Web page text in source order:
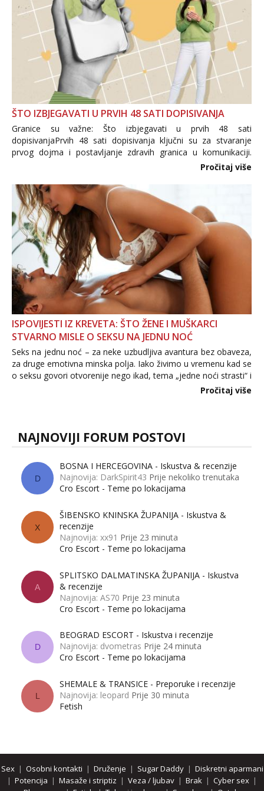
ŠTO IZBJEGAVATI U PRVIH 48 SATI DOPISIVANJA
Granice su važne: Što izbjegavati u prvih 48 sati
dopisivanjaPrvih 48 sati dopisivanja ključni su za stvaranje
prvog dojma i postavljanje zdravih granica u komunikaciji.
Važno je izbjeći prebrzo otkrivanje osobnih ili intimnih
informacija, jer nepoznata osoba još nije zaslužila to
povjerenje. Takođe...
Pročitaj više
ISPOVIJESTI IZ KREVETA: ŠTO ŽENE I MUŠKARCI
STVARNO MISLE O SEKSU NA JEDNU NOĆ
Seks na jednu noć – za neke uzbudljiva avantura bez obaveza,
za druge emotivna minska polja. Iako živimo u vremenu kad se
o seksu govori otvorenije nego ikad, tema „jedne noći strasti“ i
dalje izaziva burne rasprave. Što zapravo misle žene, a što
Pročitaj više
NAJNOVIJI FORUM POSTOVI
D
BOSNA I HERCEGOVINA - Iskustva & recenzije
Najnovija: DarkSpirit43 Prije nekoliko trenutaka
Cro Escort - Teme po lokacijama
X
ŠIBENSKO KNINSKA ŽUPANIJA - Iskustva &
recenzije
Najnovija: xx91 Prije 23 minuta
Cro Escort - Teme po lokacijama
A
SPLITSKO DALMATINSKA ŽUPANIJA - Iskustva
& recenzije
Najnovija: AS70 Prije 23 minuta
Cro Escort - Teme po lokacijama
D
BEOGRAD ESCORT - Iskustva i recenzije
Najnovija: dvometras Prije 24 minuta
Cro Escort - Teme po lokacijama
L
SHEMALE & TRANSICE - Preporuke i recenzije
Najnovija: leopard Prije 30 minuta
Fetish
Sex| Osobni kontakti | Druženje | Sugar Daddy| Diskretni aparmani
| Potencija | Masaže i striptiz | Veza / ljubav | Brak | Cyber sex |